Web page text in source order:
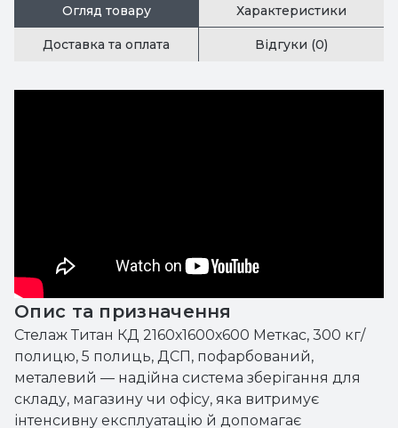
Огляд товару Характеристики
Доставка та оплата Відгуки (0)
Опис та призначення
Стелаж Титан КД 2160х1600х600 Меткас, 300 кг/
полицю, 5 полиць, ДСП, пофарбований,
металевий — надійна система зберігання для
складу, магазину чи офісу, яка витримує
інтенсивну експлуатацію й допомагає